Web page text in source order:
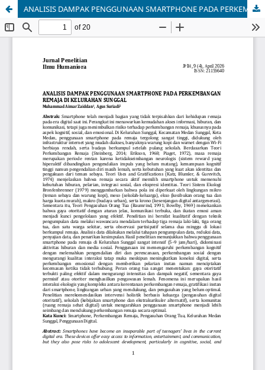
ANALISIS DAMPAK PENGGUNAAN SMARTPHONE PADA PERKEMBANGAN REMAJA DI KELURAHAN SUNGGAL